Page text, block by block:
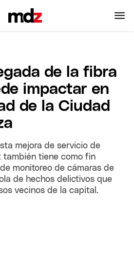
de la fibra
impactar en
de la Ciudad
mejora de servicio de
también tiene como fin
monitoreo de cámaras de
de hechos delictivos que
vecinos de la capital.